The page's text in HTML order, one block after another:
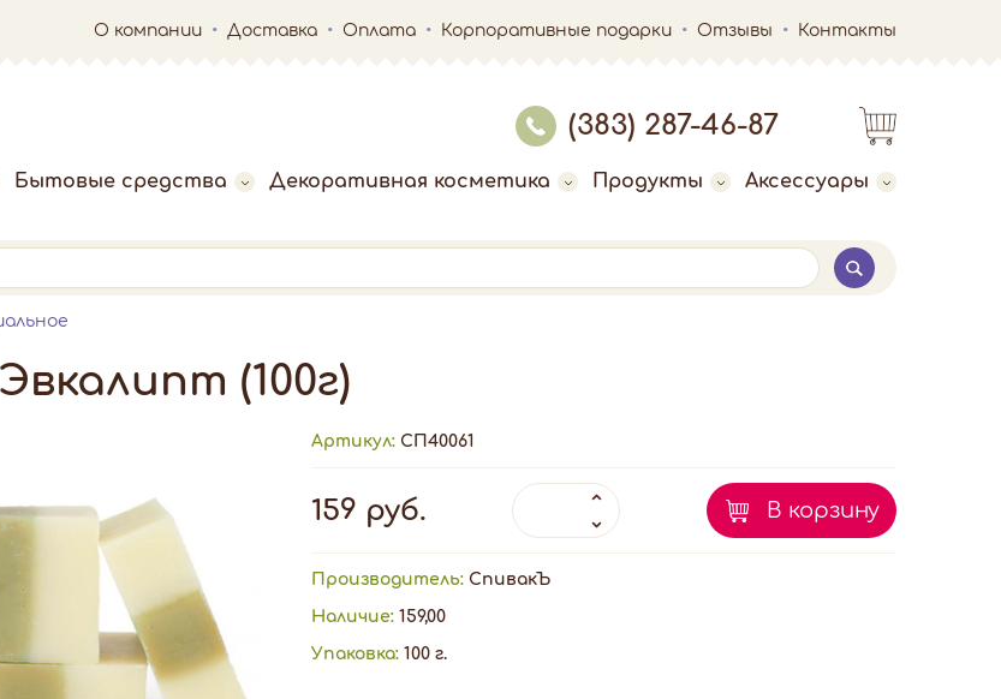
О компании Доставка Оплата Корпоративные подарки Отзывы Контакты
(383) 287-46-87
Бытовые средства Декоративная косметика Продукты Аксессуары
(100г)
Артикул:СП40061
159 руб. В корзину
Производитель: СпивакЪ
Наличие:159,00
Упаковка:100 г.